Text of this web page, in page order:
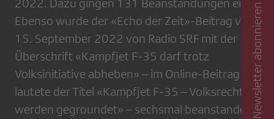
2022. Dazu gingen 131 Beanstandungen ein.
Ebenso wurde der «Echo der Zeit»-Beitrag vom
15. September 2022 von Radio SRF mit der
Überschrift «Kampfjet F-35 darf trotz
Volksinitiative abheben» – im Online-Beitrag
lautete der Titel «Kampfjet F-35 – Volksrechte
werden gegroundet» – sechsmal beanstandet. Newsletter abonnieren